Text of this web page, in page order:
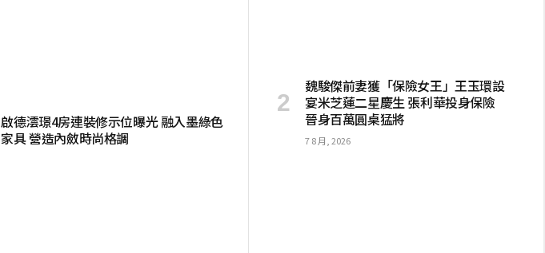
啟德澐璟4房連裝修示位曝光 融入墨綠色
家具 營造內斂時尚格調
魏駿傑前妻獲「保險女王」王玉環設
宴米芝蓮二星慶生 張利華投身保險
晉身百萬圓桌猛將
7 8 月, 2026